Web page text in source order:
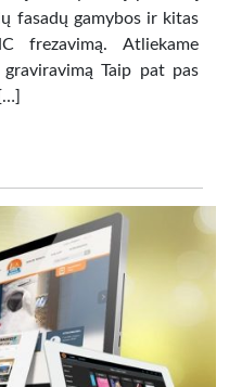
fasadų gamybos ir kitas
frezavimą. Atliekame
Taip pat pas